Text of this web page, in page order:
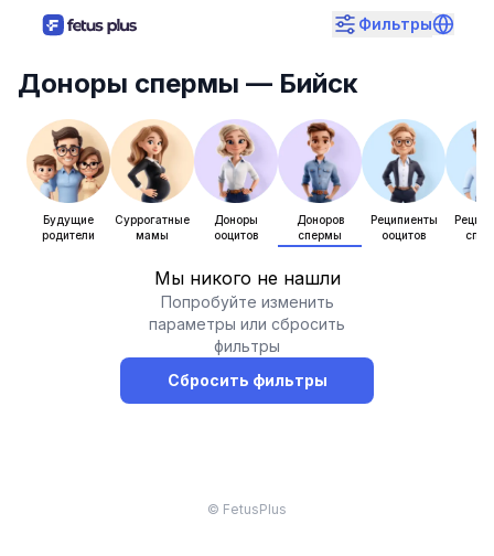
Фильтры
Доноры спермы — Бийск
Будущие
родители
Суррогатные
мамы
Доноры
ооцитов
Доноров
спермы
Реципиенты
ооцитов
Мы никого не нашли
Попробуйте изменить
параметры или сбросить
фильтры
Сбросить фильтры
© FetusPlus